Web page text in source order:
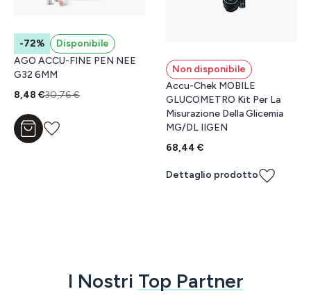
-72%
Disponibile
AGO ACCU-FINE PEN NEE
G32 6MM
8,48 €30,76 €
Aggiungi al carrello
Non disponibile
Accu-Chek MOBILE
GLUCOMETRO Kit Per La
Misurazione Della Glicemia
MG/DL IIGEN
68,44 €
Dettaglio prodotto
I Nostri Top Partner